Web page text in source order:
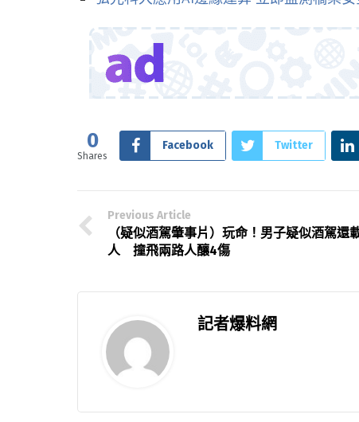
0
Shares
Facebook Twitter
Previous Article
（疑似酒駕肇事片）玩命！男子疑似酒駕還
人 撞飛兩路人釀4傷
記者爆料網